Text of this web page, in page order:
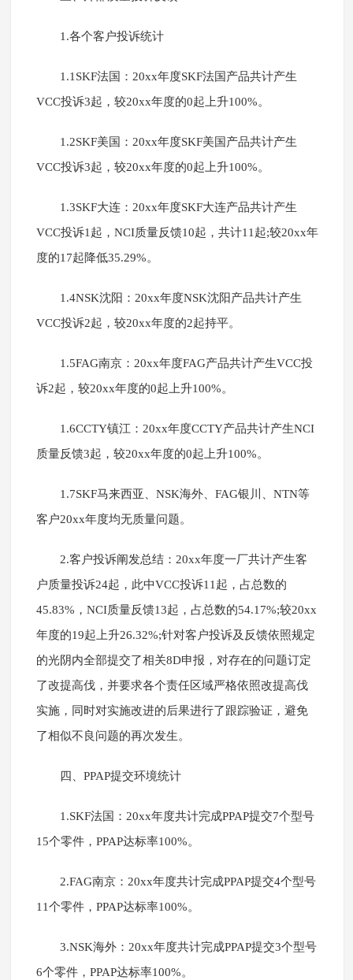
1.各个客户投诉统计
1.1SKF法国：20xx年度SKF法国产品共计产生
VCC投诉3起，较20xx年度的0起上升100%。
1.2SKF美国：20xx年度SKF美国产品共计产生
VCC投诉3起，较20xx年度的0起上升100%。
1.3SKF大连：20xx年度SKF大连产品共计产生
VCC投诉1起，NCI质量反馈10起，共计11起;较20xx年
度的17起降低35.29%。
1.4NSK沈阳：20xx年度NSK沈阳产品共计产生
VCC投诉2起，较20xx年度的2起持平。
1.5FAG南京：20xx年度FAG产品共计产生VCC投
诉2起，较20xx年度的0起上升100%。
1.6CCTY镇江：20xx年度CCTY产品共计产生NCI
质量反馈3起，较20xx年度的0起上升100%。
1.7SKF马来西亚、NSK海外、FAG银川、NTN等
客户20xx年度均无质量问题。
2.客户投诉阐发总结：20xx年度一厂共计产生客
户质量投诉24起，此中VCC投诉11起，占总数的
45.83%，NCI质量反馈13起，占总数的54.17%;较20xx
年度的19起上升26.32%;针对客户投诉及反馈依照规定
的光阴内全部提交了相关8D申报，对存在的问题订定
了改提高伐，并要求各个责任区域严格依照改提高伐
实施，同时对实施改进的后果进行了跟踪验证，避免
了相似不良问题的再次发生。
四、PPAP提交环境统计
1.SKF法国：20xx年度共计完成PPAP提交7个型号
15个零件，PPAP达标率100%。
2.FAG南京：20xx年度共计完成PPAP提交4个型号
11个零件，PPAP达标率100%。
3.NSK海外：20xx年度共计完成PPAP提交3个型号
6个零件，PPAP达标率100%。